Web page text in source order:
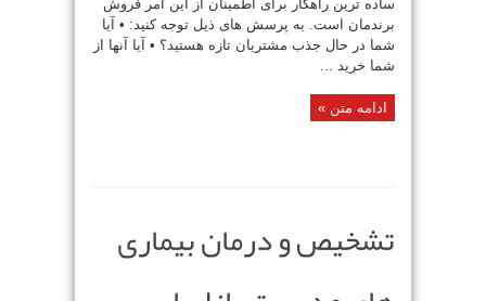
ساده ترین راهکار برای اطمینان از این امر فروش
برندمان است. به پرسش های ذیل توجه کنید: • آیا
شما در حال جذب مشتریان تازه هستید؟ • آیا آنها از
شما خرید ...
ادامه متن »
تشخیص و درمان بیماری